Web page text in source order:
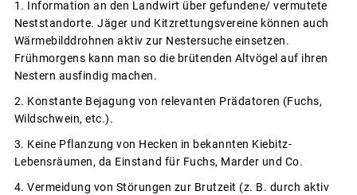
Information an den Landwirt über gefundene/ vermutete
Neststandorte. Jäger und Kitzrettungsvereine können auch
Wärmebilddrohnen aktiv zur Nestersuche einsetzen.
Frühmorgens kann man so die brütenden Altvögel auf ihren
Nestern ausfindig machen.
Konstante Bejagung von relevanten Prädatoren (Fuchs,
Wildschwein, etc.).
Keine Pflanzung von Hecken in bekannten Kiebitz-
Lebensräumen, da Einstand für Fuchs, Marder und Co.
Vermeidung von Störungen zur Brutzeit (z. B. durch aktiv